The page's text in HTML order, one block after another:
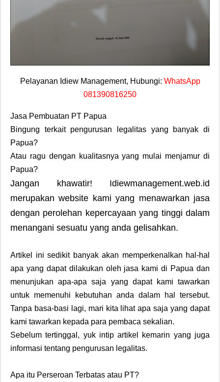
Pelayanan Idiew Management, Hubungi: WhatsApp
081390816250
Jasa Pembuatan PT Papua
Bingung terkait pengurusan legalitas yang banyak di
Papua?
Atau ragu dengan kualitasnya yang mulai menjamur di
Papua?
Jangan khawatir! Idiewmanagement.web.id
merupakan website kami yang menawarkan jasa
dengan perolehan kepercayaan yang tinggi dalam
menangani sesuatu yang anda gelisahkan.
Artikel ini sedikit banyak akan memperkenalkan hal-hal
apa yang dapat dilakukan oleh jasa kami di Papua dan
menunjukan apa-apa saja yang dapat kami tawarkan
untuk memenuhi kebutuhan anda dalam hal tersebut.
Tanpa basa-basi lagi, mari kita lihat apa saja yang dapat
kami tawarkan kepada para pembaca sekalian.
Sebelum tertinggal, yuk intip artikel kemarin yang juga
informasi tentang pengurusan legalitas.
Apa itu Perseroan Terbatas atau PT?